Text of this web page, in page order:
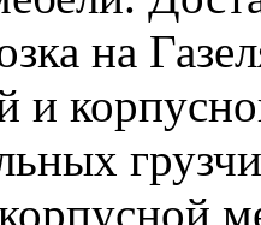
на
и